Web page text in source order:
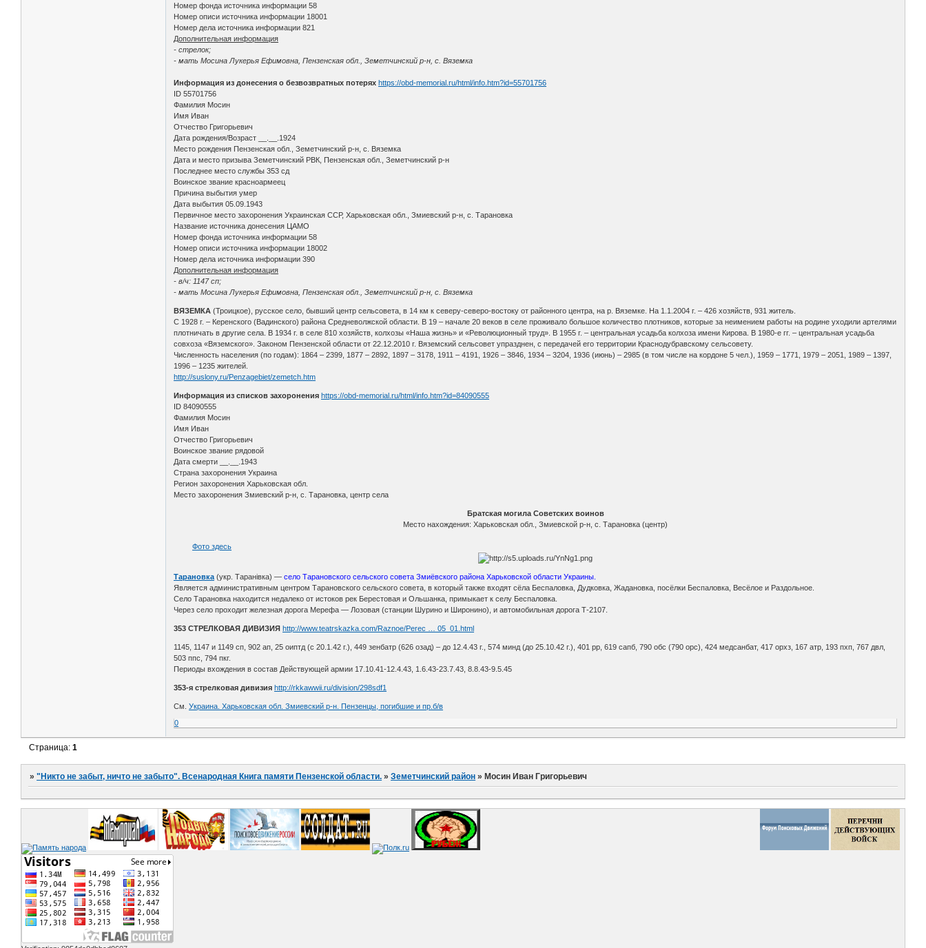
Номер фонда источника информации 58
Номер описи источника информации 18001
Номер дела источника информации 821
Дополнительная информация
- стрелок;
- мать Мосина Лукерья Ефимовна, Пензенская обл., Земетчинский р-н, с. Вяземка
Информация из донесения о безвозвратных потерях https://obd-memorial.ru/html/info.htm?id=55701756
ID 55701756
Фамилия Мосин
Имя Иван
Отчество Григорьевич
Дата рождения/Возраст __.__.1924
Место рождения Пензенская обл., Земетчинский р-н, с. Вяземка
Дата и место призыва Земетчинский РВК, Пензенская обл., Земетчинский р-н
Последнее место службы 353 сд
Воинское звание красноармеец
Причина выбытия умер
Дата выбытия 05.09.1943
Первичное место захоронения Украинская ССР, Харьковская обл., Змиевский р-н, с. Тарановка
Название источника донесения ЦАМО
Номер фонда источника информации 58
Номер описи источника информации 18002
Номер дела источника информации 390
Дополнительная информация
- в/ч: 1147 сп;
- мать Мосина Лукерья Ефимовна, Пензенская обл., Земетчинский р-н, с. Вяземка
ВЯЗЕМКА (Троицкое), русское село, бывший центр сельсовета, в 14 км к северу-северо-востоку от районного центра, на р. Вяземке. На 1.1.2004 г. – 426 хозяйств, 931 житель.
С 1928 г. – Керенского (Вадинского) района Средневолжской области. В 19 – начале 20 веков в селе проживало большое количество плотников, которые за неимением работы на родине уходили артелями
плотничать в другие села. В 1934 г. в селе 810 хозяйств, колхозы «Наша жизнь» и «Революционный труд». В 1955 г. – центральная усадьба колхоза имени Кирова. В 1980-е гг. – центральная усадьба
совхоза «Вяземского». Законом Пензенской области от 22.12.2010 г. Вяземский сельсовет упразднен, с передачей его территории Краснодубравскому сельсовету.
Численность населения (по годам): 1864 – 2399, 1877 – 2892, 1897 – 3178, 1911 – 4191, 1926 – 3846, 1934 – 3204, 1936 (июнь) – 2985 (в том числе на кордоне 5 чел.), 1959 – 1771, 1979 – 2051, 1989 – 1397,
1996 – 1235 жителей.
http://suslony.ru/Penzagebiet/zemetch.htm
Информация из списков захоронения https://obd-memorial.ru/html/info.htm?id=84090555
ID 84090555
Фамилия Мосин
Имя Иван
Отчество Григорьевич
Воинское звание рядовой
Дата смерти __.__.1943
Страна захоронения Украина
Регион захоронения Харьковская обл.
Место захоронения Змиевский р-н, с. Тарановка, центр села
Братская могила Советских воинов
Место нахождения: Харьковская обл., Змиевской р-н, с. Тарановка (центр)
Фото здесь
Тарановка (укр. Таранівка) —село Тарановского сельского совета Змиёвского района Харьковской области Украины.
Является административным центром Тарановского сельского совета, в который также входят сёла Беспаловка, Дудковка, Жадановка, посёлки Беспаловка, Весёлое и Раздольное.
Село Тарановка находится недалеко от истоков рек Берестовая и Ольшанка, примыкает к селу Беспаловка.
Через село проходит железная дорога Мерефа — Лозовая (станции Шурино и Широнино), и автомобильная дорога Т-2107.
353 СТРЕЛКОВАЯ ДИВИЗИЯhttp://www.teatrskazka.com/Raznoe/Perec … 05_01.html
1145, 1147 и 1149 сп, 902 ап, 25 оиптд (с 20.1.42 г.), 449 зенбатр (626 озад) – до 12.4.43 г., 574 минд (до 25.10.42 г.), 401 рр, 619 сапб, 790 обс (790 орс), 424 медсанбат, 417 орхз, 167 атр, 193 пхп, 767 двл,
503 ппс, 794 пкг.
Периоды вхождения в состав Действующей армии 17.10.41-12.4.43, 1.6.43-23.7.43, 8.8.43-9.5.45
353-я стрелковая дивизия http://rkkawwii.ru/division/298sdf1
См.Украина. Харьковская обл. Змиевский р-н. Пензенцы, погибшие и пр.б/в
0
Страница:1
»"Никто не забыт, ничто не забыто". Всенародная Книга памяти Пензенской области. »Земетчинский район »Мосин Иван Григорьевич